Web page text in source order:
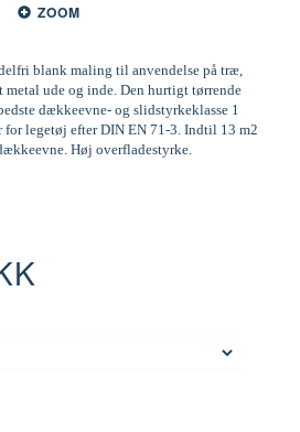
ZOOM
blank maling til anvendelse på træ,
metal ude og inde. Den hurtigt tørrende
dækkeevne- og slidstyrkeklasse 1
for legetøj efter DIN EN 71-3. Indtil 13 m2
Høj overfladestyrke.